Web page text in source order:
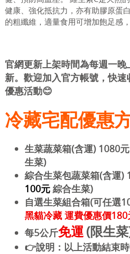
健康、強化抵抗力，亦有助膠原蛋
的粗纖維，適量食用可增加飽足感
官網更新上架時間為每週一
新。歡迎加入官方帳號，快
優惠活動😊
冷藏宅配優惠
生菜蔬菜箱(含運) 1080
生菜)
綜合生菜包蔬菜箱(含運)
100元 綜合生菜)
自選生菜組合箱(可任選
黑貓冷藏 運費優惠價180
每5公斤免運(限生
👉說明：以上活動結束